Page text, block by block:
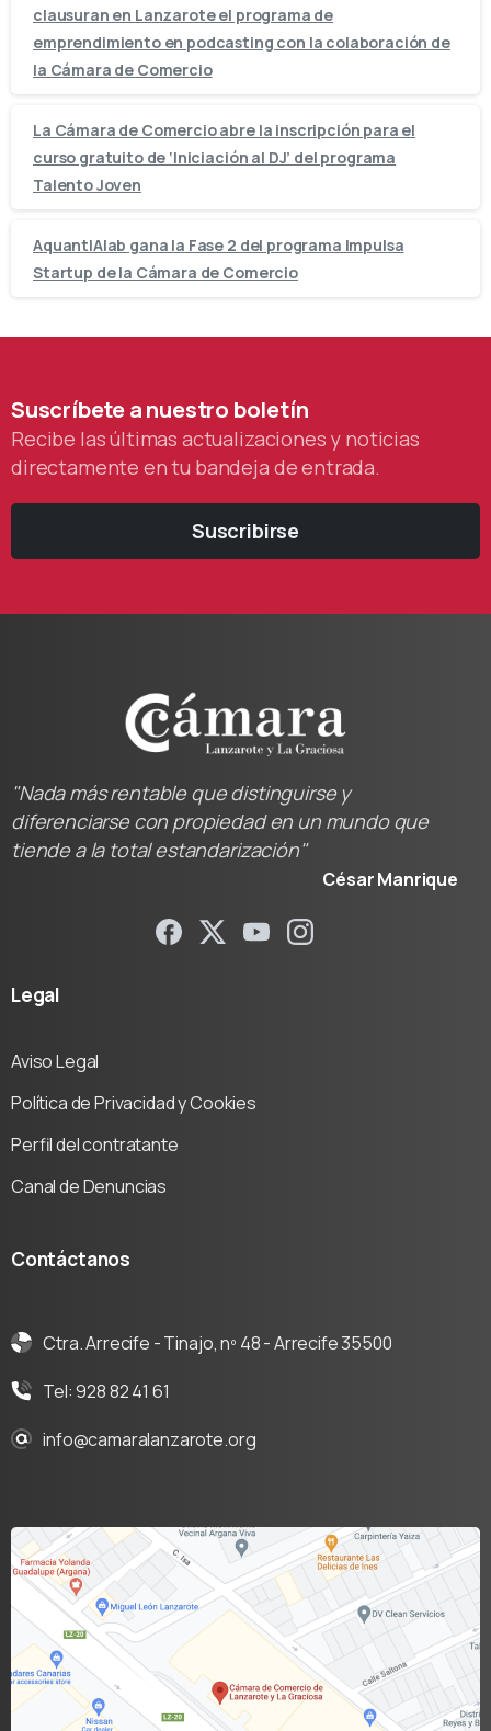
clausuran en Lanzarote el programa de
emprendimiento en podcasting con la colaboración de
la Cámara de Comercio
La Cámara de Comercio abre la inscripción para el
curso gratuito de ‘Iniciación al DJ’ del programa
Talento Joven
AquantIAlab gana la Fase 2 del programa Impulsa
Startup de la Cámara de Comercio
Suscríbeteanuestro boletín
Recibe las últimas actualizaciones y noticias
directamente en tu bandeja de entrada.
Suscribirse
"Nada más rentable que distinguirse y
diferenciarse con propiedad en un mundo que
tiende a la total estandarización"
César Manrique
Legal
Aviso Legal
Política de Privacidad y Cookies
Perfil del contratante
Canal de Denuncias
Contáctanos
Ctra. Arrecife - Tinajo, nº 48 - Arrecife 35500
Tel: 928 82 41 61
info@camaralanzarote.org